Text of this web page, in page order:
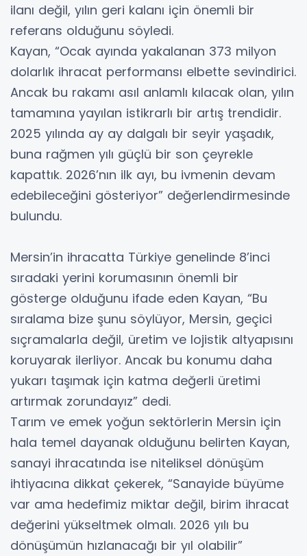
ilanı değil, yılın geri kalanı için önemli bir
referans olduğunu söyledi.
Kayan, “Ocak ayında yakalanan 373 milyon
dolarlık ihracat performansı elbette sevindirici.
Ancak bu rakamı asıl anlamlı kılacak olan, yılın
tamamına yayılan istikrarlı bir artış trendidir.
2025 yılında ay ay dalgalı bir seyir yaşadık,
buna rağmen yılı güçlü bir son çeyrekle
kapattık. 2026’nın ilk ayı, bu ivmenin devam
edebileceğini gösteriyor” değerlendirmesinde
bulundu.
Mersin’in ihracatta Türkiye genelinde 8’inci
sıradaki yerini korumasının önemli bir
gösterge olduğunu ifade eden Kayan, “Bu
sıralama bize şunu söylüyor, Mersin, geçici
sıçramalarla değil, üretim ve lojistik altyapısını
koruyarak ilerliyor. Ancak bu konumu daha
yukarı taşımak için katma değerli üretimi
artırmak zorundayız” dedi.
Tarım ve emek yoğun sektörlerin Mersin için
hala temel dayanak olduğunu belirten Kayan,
sanayi ihracatında ise niteliksel dönüşüm
ihtiyacına dikkat çekerek, “Sanayide büyüme
var ama hedefimiz miktar değil, birim ihracat
değerini yükseltmek olmalı. 2026 yılı bu
dönüşümün hızlanacağı bir yıl olabilir”